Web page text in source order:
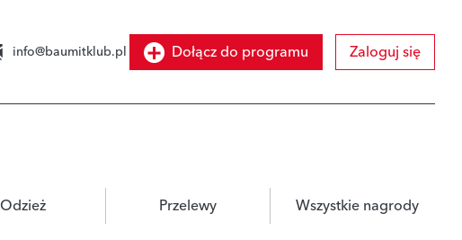
info@baumitklub.pl Dołącz do programu Zaloguj się
Odzież Przelewy Wszystkie nagrody